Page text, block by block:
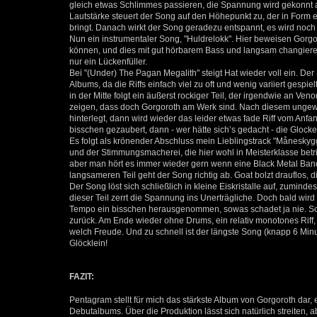
gleich etwas Schlimmes passieren, die Spannung wird
Lautstärke steuert der Song auf den Höhepunkt zu, der in
bringt. Danach wirkt der Song geradezu entspannt, es wird
Nun ein instrumentaler Song, "Huldrelokk". Hier beweisen
können, und dies mit gut hörbarem Bass und langsam
nur ein Lückenfüller.
Bei "(Under) The Pagan Megalith" steigt Hat wieder voll ein.
Albums, da die Riffs einfach viel zu oft und wenig variiert
in der Mitte folgt ein äußerst rockiger Teil, der irgendwie an
zeigen, dass doch Gorgoroth am Werk sind. Nach diesem
hinterlegt, dann wird wieder das leider etwas fade Riff vom
bisschen gezaubert, dann - wer hätte sich’s gedacht - die
Es folgt als krönender Abschluss mein Lieblingstrack
und der Stimmungsmacherei, die hier wohl in Meisterklasse
aber man hört es immer wieder gern wenn eine Black Metal
langsameren Teil geht der Song richtig ab. Goat bolzt
Der Song löst sich schließlich in kleine Eiskristalle auf,
dieser Teil zerrt die Spannung ins Unerträgliche. Doch bald
Tempo ein bisschen herausgenommen, sowas schadet ja nie.
zurück. Am Ende wieder ohne Drums, ein relativ monotones
welch Freude. Und zu schnell ist der längste Song (knapp 6
Glöcklein!
FAZIT:
Pentagram stellt für mich das stärkste Album von Gorgoroth
Debutalbums. Über die Produktion lässt sich natürlich streiten,